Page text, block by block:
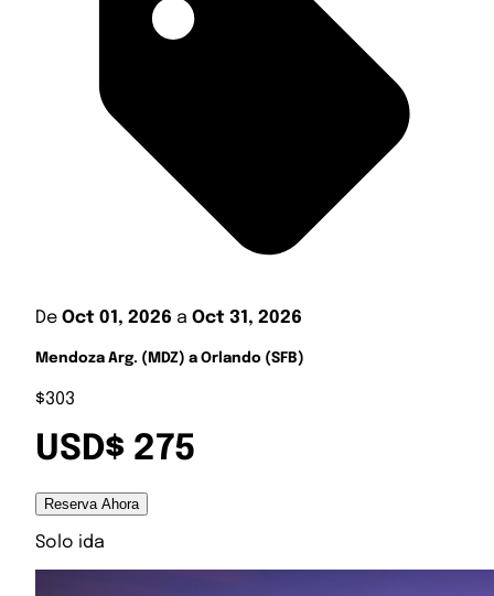
De Oct 01, 2026 a Oct 31, 2026
Mendoza Arg. (MDZ) a Orlando (SFB)
$303
USD$ 275
Reserva Ahora
Solo ida